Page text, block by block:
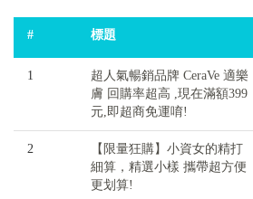
# 標題
1
超人氣暢銷品牌 CeraVe 適樂
膚 回購率超高 ,現在滿額399
元,即超商免運唷!
2
【限量狂購】小資女的精打
細算，精選小樣 攜帶超方便
更划算!